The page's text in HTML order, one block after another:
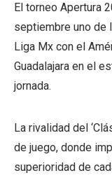
El torneo Apertura
septiembre uno de
Liga Mx con el
Guadalajara en el
jornada.
La rivalidad del
de juego, donde
superioridad de